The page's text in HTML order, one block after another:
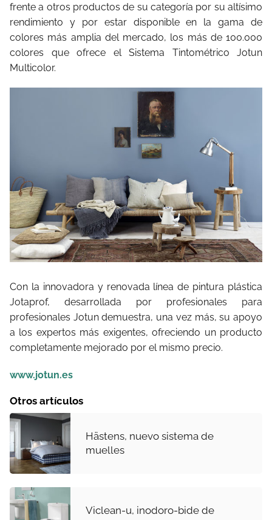
frente a otros productos de su categoría por su altísimo
rendimiento y por estar disponible en la gama de
colores más amplia del mercado, los más de 100.000
colores que ofrece el Sistema Tintométrico Jotun
Multicolor.
Con la innovadora y renovada línea de pintura plástica
Jotaprof, desarrollada por profesionales para
profesionales Jotun demuestra, una vez más, su apoyo
a los expertos más exigentes, ofreciendo un producto
completamente mejorado por el mismo precio.
www.jotun.es
Otros artículos
Hästens, nuevo sistema de
muelles
Viclean-u, inodoro-bide de